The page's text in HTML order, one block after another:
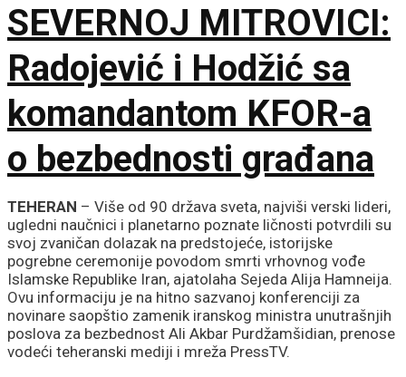
SEVERNOJ MITROVICI:
Radojević i Hodžić sa
komandantom KFOR-a
o bezbednosti građana
TEHERAN – Više od 90 država sveta, najviši verski lideri,
ugledni naučnici i planetarno poznate ličnosti potvrdili su
svoj zvaničan dolazak na predstojeće, istorijske
pogrebne ceremonije povodom smrti vrhovnog vođe
Islamske Republike Iran, ajatolaha Sejeda Alija Hamneija.
Ovu informaciju je na hitno sazvanoj konferenciji za
novinare saopštio zamenik iranskog ministra unutrašnjih
poslova za bezbednost Ali Akbar Purdžamšidian, prenose
vodeći teheranski mediji i mreža PressTV.